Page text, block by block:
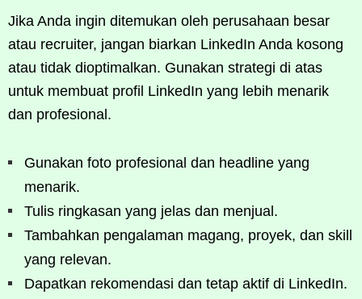
Jika Anda ingin ditemukan oleh perusahaan besar
atau recruiter, jangan biarkan LinkedIn Anda kosong
atau tidak dioptimalkan. Gunakan strategi di atas
untuk membuat profil LinkedIn yang lebih menarik
dan profesional.
Gunakan foto profesional dan headline yang
menarik.
Tulis ringkasan yang jelas dan menjual.
Tambahkan pengalaman magang, proyek, dan skill
yang relevan.
Dapatkan rekomendasi dan tetap aktif di LinkedIn.